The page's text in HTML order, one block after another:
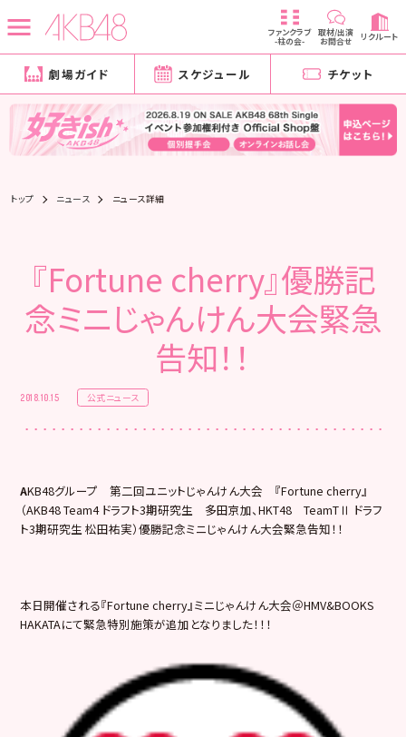
ファンクラブ
-柱の会-
取材/出演
お問合せ リクルート
劇場ガイド スケジュール チケット
トップ ニュース ニュース詳細
『Fortune cherry』優勝記
念ミニじゃんけん大会緊急
告知！！
2018.10.15 公式ニュース
AKB48グループ 第二回ユニットじゃんけん大会 『Fortune cherry』
（AKB48 Team4 ドラフト3期研究生 多田京加、HKT48 TeamTⅡ ドラフ
ト3期研究生 松田祐実）優勝記念ミニじゃんけん大会緊急告知！！
本日開催される『Fortune cherry』ミニじゃんけん大会＠HMV&BOOKS
HAKATAにて緊急特別施策が追加となりました！！！